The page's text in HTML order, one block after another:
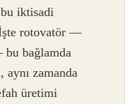
bu iktisadi
rotovatör —
bağlamda
aynı zamanda
üretimi